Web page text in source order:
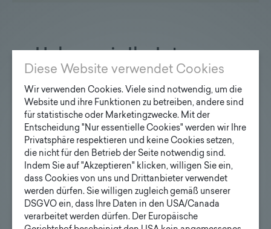
Haben wir Ihr Interesse
geweckt?
Anfrage Designmaste
Ihre E-Mail Adresse
Ihre Anfrage
Diese Website verwendet Cookies
Wir verwenden Cookies. Viele sind notwendig, um die
Website und ihre Funktionen zu betreiben, andere sind
für statistische oder Marketingzwecke. Mit der
Entscheidung "Nur essentielle Cookies" werden wir Ihre
Privatsphäre respektieren und keine Cookies setzen,
die nicht für den Betrieb der Seite notwendig sind.
Indem Sie auf "Akzeptieren" klicken, willigen Sie ein,
dass Cookies von uns und Drittanbieter verwendet
werden dürfen. Sie willigen zugleich gemäß unserer
DSGVO ein, dass Ihre Daten in den USA/Canada
verarbeitet werden dürfen. Der Europäische